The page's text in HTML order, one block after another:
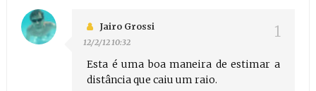
Jairo Grossi
12/2/12 10:32
Esta é uma boa maneira de estimar a
distância que caiu um raio.